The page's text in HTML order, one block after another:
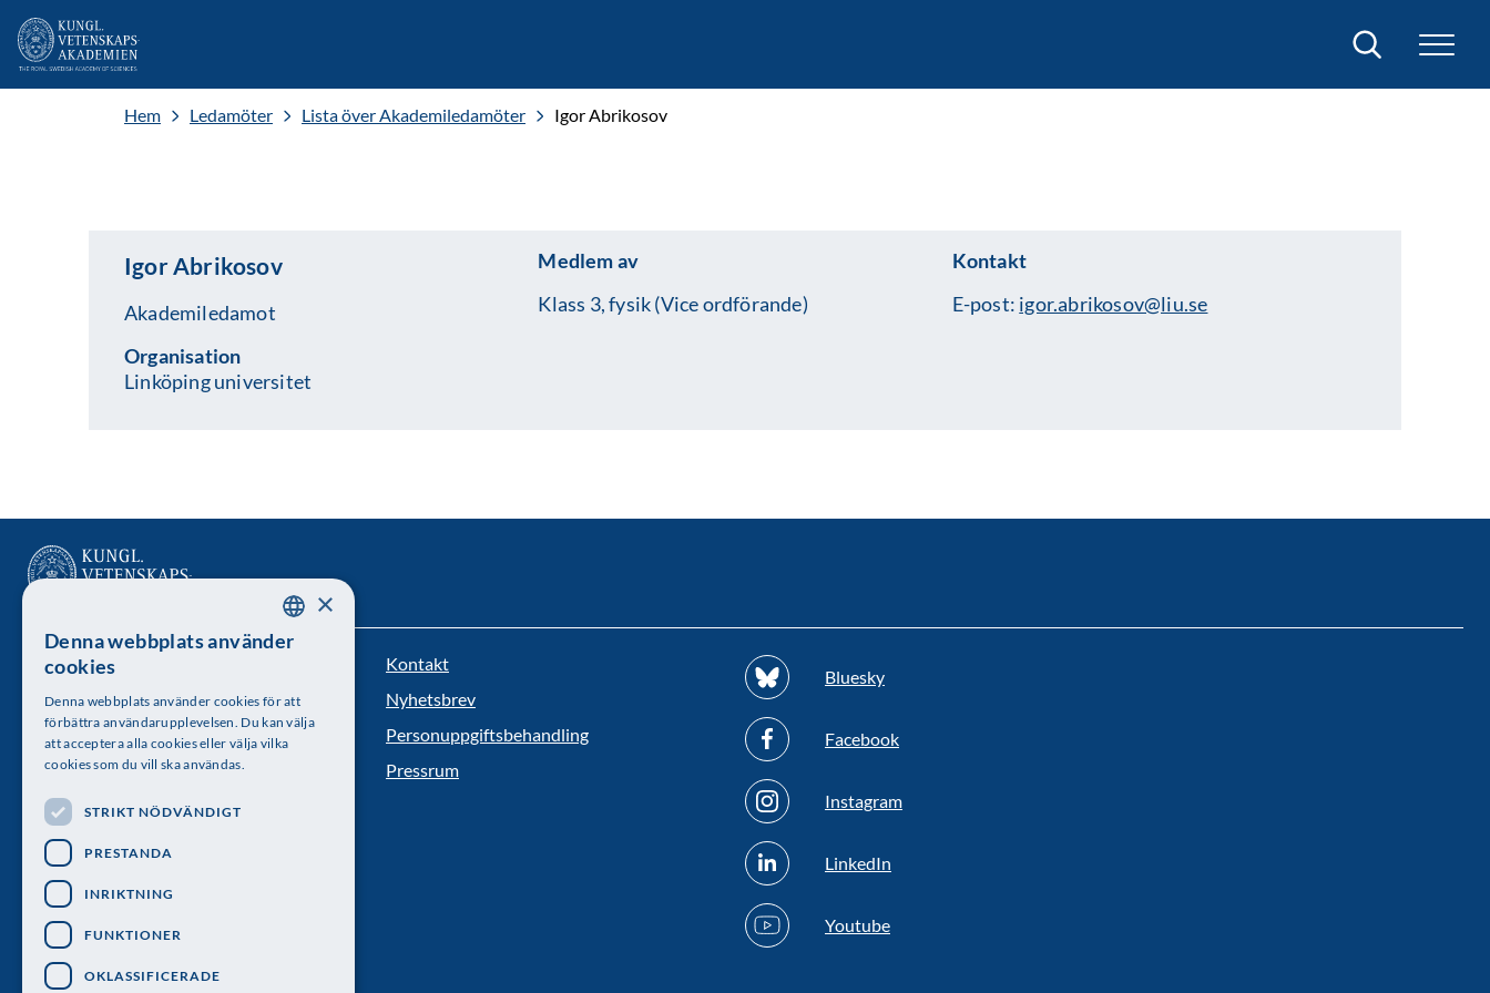
Sök
Hem Ledamöter Lista över Akademiledamöter Igor Abrikosov
Igor Abrikosov
Akademiledamot
Organisation
Linköping universitet
Medlem av
Klass 3, fysik (Vice ordförande)
Kontakt
E-post: igor.abrikosov@liu.se
Kungl. Vetenskapsakademien
Besöksadress: Lilla Frescativägen 4A
Telefon: 08-673 95 00
Kontakt
Nyhetsbrev
Personuppgiftsbehandling
Pressrum
Bluesky
Facebook
Instagram
LinkedIn
Youtube
SWEDISH
×
Denna webbplats använder
cookies
Denna webbplats använder cookies för att
förbättra användarupplevelsen. Du kan välja
att acceptera alla cookies eller välja vilka
cookies som du vill ska användas.
STRIKT NÖDVÄNDIGT
PRESTANDA
INRIKTNING
FUNKTIONER
OKLASSIFICERADE